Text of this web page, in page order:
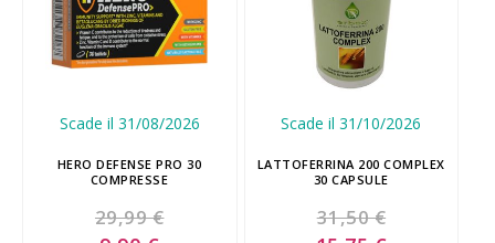
Scade il 31/08/2026
HERO DEFENSE PRO 30
COMPRESSE
29,99 €
Scade il 31/10/2026
LATTOFERRINA 200 COMPLEX
30 CAPSULE
31,50 €